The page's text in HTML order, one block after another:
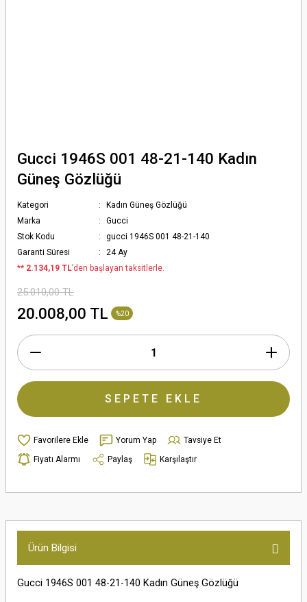
Gucci 1946S 001 48-21-140 Kadın
Güneş Gözlüğü
Kategori
Kadın Güneş Gözlüğü
Marka
Gucci
Stok Kodu
gucci 1946S 001 48-21-140
Garanti Süresi
24 Ay
** 2.134,19 TL’den başlayan taksitlerle.
25.010,00 TL
20.008,00 TL %20
SEPETE EKLE
Yorum Yap
Tavsiye Et
Fiyatı Alarmı
Paylaş Karşılaştır
Ürün Bilgisi
Gucci 1946S 001 48-21-140 Kadın Güneş Gözlüğü